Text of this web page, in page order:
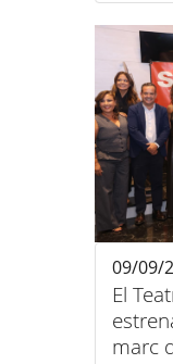
El
marc
09/09/